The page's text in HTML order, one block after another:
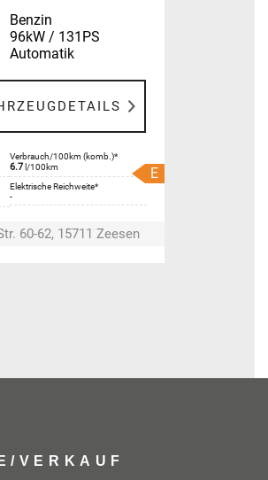
Benzin
96kW / 131PS
Automatik
Verbrauch/100km (komb.)*
6.7 l/100km
Elektrische Reichweite*
-
E
60-62, 15711 Zeesen
VERKAUF